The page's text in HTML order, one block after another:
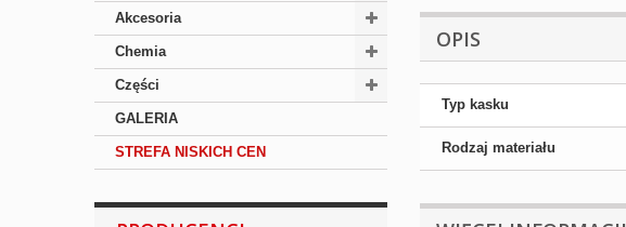
Akcesoria
Chemia
Części
GALERIA
STREFA NISKICH CEN
OPIS
Typ kasku
Rodzaj materiału